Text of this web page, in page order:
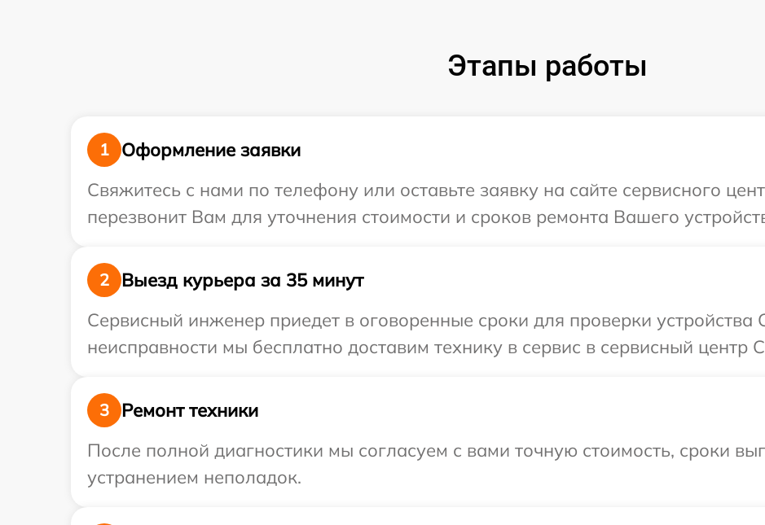
Этапы работы
1
Оформление заявки
Свяжитесь с нами по телефону или оставьте заявку на сайте сервисного
перезвонит Вам для уточнения стоимости и сроков ремонта Вашего
2
Выезд курьера за 35 минут
Сервисный инженер приедет в оговоренные сроки для проверки устройства
неисправности мы бесплатно доставим технику в сервис в сервисный центр
3
Ремонт техники
После полной диагностики мы согласуем с вами точную стоимость, сроки
устранением неполадок.